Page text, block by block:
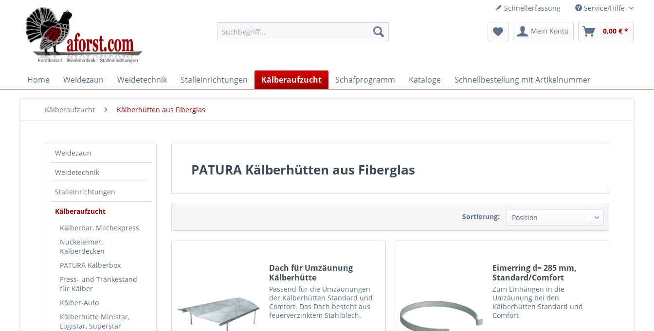
Schnellerfassung Service/Hilfe
Mein Konto 0,00 € *
Home Weidezaun Weidetechnik Stalleinrichtungen Kälberaufzucht Schafprogramm Kataloge Schnellbestellung mit Artikelnummer
Kälberaufzucht Kälberhütten aus Fiberglas
Weidezaun
Weidetechnik
Stalleinrichtungen
Kälberaufzucht
Kälberbar, Milchexpress
Nuckeleimer,
Kälberdecken
PATURA Kälberbox
Fress- und Tränkestand
für Kälber
Kälber-Auto
Kälberhütte Ministar,
Logistar, Superstar
PATURA Kälberhütten aus Fiberglas
Sortierung:
Dach für Umzäunung
Kälberhütte
Passend für die Umzäunungen
der Kälberhütten Standard und
Comfort. Das Dach besteht aus
feuerverzinktem Stahlblech.
Eimerring d= 285 mm,
Standard/Comfort
Zum Einhängen in die
Umzäunung bei den
Kälberhütten Standard und
Comfort